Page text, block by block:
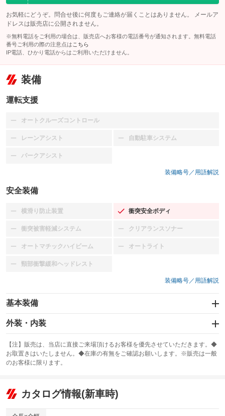
お気軽にどうぞ。問合せ後に何度もご連絡が届くことはありません。 メールア
ドレスは販売店に公開されません。
※無料電話をご利用の場合は、販売店へお客様の電話番号が通知されます。無料電話
番号ご利用の際の注意点は こちら
IP電話、ひかり電話からはご利用いただけません。
装備
運転支援
オートクルーズコントロール
：装備なし
レーンアシスト
：装備なし 自動駐車システム
：装備なし
パークアシスト
：装備なし
装備略号／用語解説
安全装備
横滑り防止装置
：装備なし 衝突安全ボディ
：装備あり
衝突被害軽減システム
：装備なし クリアランスソナー
：装備なし
オートマチックハイビーム
：装備なし オートライト
：装備なし
頸部衝撃緩和ヘッドレスト
：装備なし
装備略号／用語解説
基本装備
エアバッグ：運転席/助手席
：装備あり
：装備なし
サンルーフ
：装備なし ABS
リフトアップ
：装備なし
：装備なし
外装・内装
カーナビ
：装備なし
TV
：装備なし
ビジュアル
：装備なし
【注】販売は、当店に直接ご来場頂けるお客様を優先させていただきます。◆
お取置きはいたしません。◆在庫の有無をご確認お願いします。※販売は一般
のお客様に限ります。
カタログ情報(新車時)